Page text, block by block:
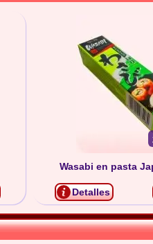
Wasabi en pasta
Detalles